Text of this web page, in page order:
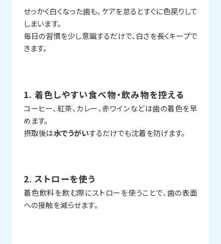
せっかく白くなった歯も、ケアを怠るとすぐに色戻りして
しまいます。
毎日の習慣を少し意識するだけで、白さを長くキープで
きます。
1. 着色しやすい食べ物・飲み物を控える
コーヒー、紅茶、カレー、赤ワインなどは歯の着色を早
めます。
摂取後は水でうがいするだけでも沈着を防げます。
2. ストローを使う
着色飲料を飲む際にストローを使うことで、歯の表面
への接触を減らせます。